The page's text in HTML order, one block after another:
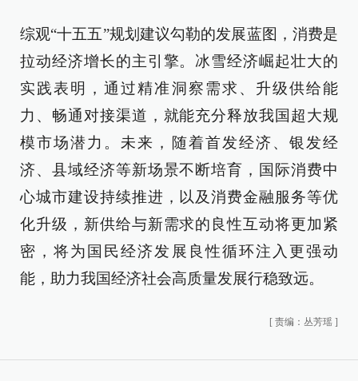
综观“十五五”规划建议勾勒的发展蓝图，消费是
拉动经济增长的主引擎。冰雪经济崛起壮大的
实践表明，通过精准洞察需求、升级供给能
力、畅通对接渠道，就能充分释放我国超大规
模市场潜力。未来，随着首发经济、银发经
济、县域经济等新场景不断培育，国际消费中
心城市建设持续推进，以及消费金融服务等优
化升级，新供给与新需求的良性互动将更加紧
密，将为国民经济发展良性循环注入更强动
能，助力我国经济社会高质量发展行稳致远。
[ 责编：丛芳瑶 ]